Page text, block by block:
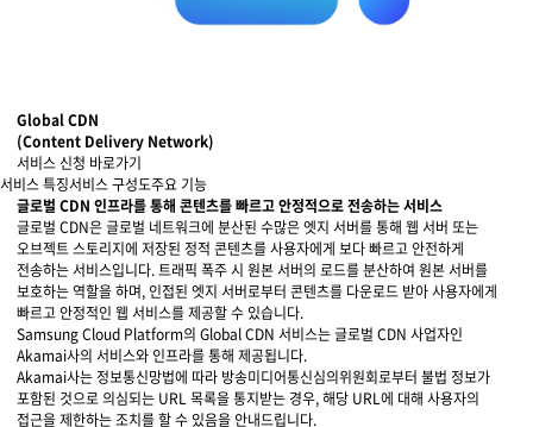
물류 소개
Cello Square
디지털 물류 서비스
인사이트
인사이트 리포트
고객사례
Global CDN
(Content Delivery Network)
서비스 신청 바로가기
서비스 특징서비스 구성도주요 기능
글로벌 CDN 인프라를 통해 콘텐츠를 빠르고 안정적으로 전송하는 서비스
글로벌 CDN은 글로벌 네트워크에 분산된 수많은 엣지 서버를 통해 웹 서버 또는
오브젝트 스토리지에 저장된 정적 콘텐츠를 사용자에게 보다 빠르고 안전하게
전송하는 서비스입니다. 트래픽 폭주 시 원본 서버의 로드를 분산하여 원본 서버를
보호하는 역할을 하며, 인접된 엣지 서버로부터 콘텐츠를 다운로드 받아 사용자에게
빠르고 안정적인 웹 서비스를 제공할 수 있습니다.
Samsung Cloud Platform의 Global CDN 서비스는 글로벌 CDN 사업자인
Akamai사의 서비스와 인프라를 통해 제공됩니다.
Akamai사는 정보통신망법에 따라 방송미디어통신심의위원회로부터 불법 정보가
포함된 것으로 의심되는 URL 목록을 통지받는 경우, 해당 URL에 대해 사용자의
접근을 제한하는 조치를 할 수 있음을 안내드립니다.